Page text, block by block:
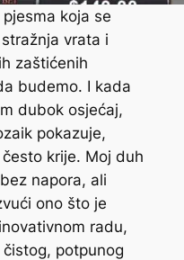
koja se
vrata i
zaštićenih
budemo. I kada
dubok osjećaj,
pokazuje,
krije. Moj duh
napora, ali
ono što je
radu,
potpunog